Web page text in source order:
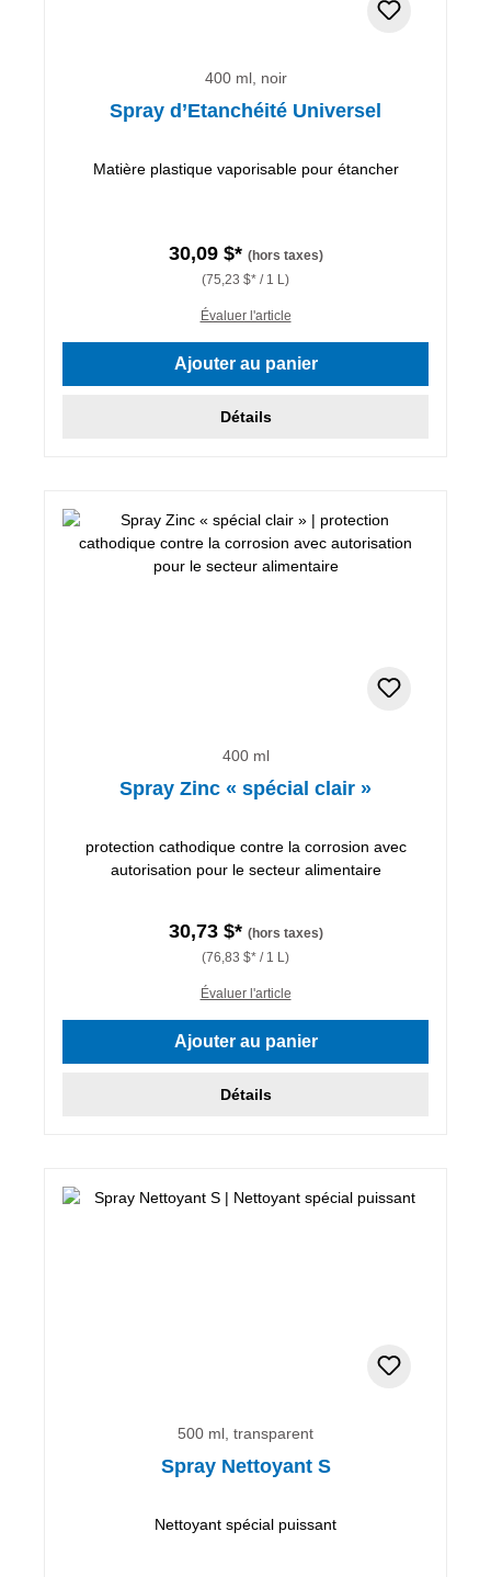
400 ml, noir
Spray d’Etanchéité Universel
Matière plastique vaporisable pour étancher
30,09 $* (hors taxes)
(75,23 $* / 1 L)
Évaluer l'article
Ajouter au panier
Détails
400 ml
Spray Zinc « spécial clair »
protection cathodique contre la corrosion avec
autorisation pour le secteur alimentaire
30,73 $* (hors taxes)
(76,83 $* / 1 L)
Évaluer l'article
Ajouter au panier
Détails
500 ml, transparent
Spray Nettoyant S
Nettoyant spécial puissant